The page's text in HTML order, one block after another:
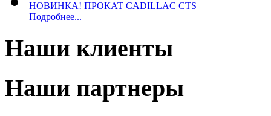
НОВИНКА! ПРОКАТ CADILLAC CTS
Подробнее...
Наши клиенты
Наши партнеры